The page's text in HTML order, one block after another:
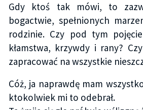
Gdy ktoś tak mówi, to
bogactwie, spełnionych
rodzinie. Czy pod tym
kłamstwa, krzywdy i rany?
zapracować na wszystkie
Cóż, ja naprawdę mam
ktokolwiek mi to odebrał.